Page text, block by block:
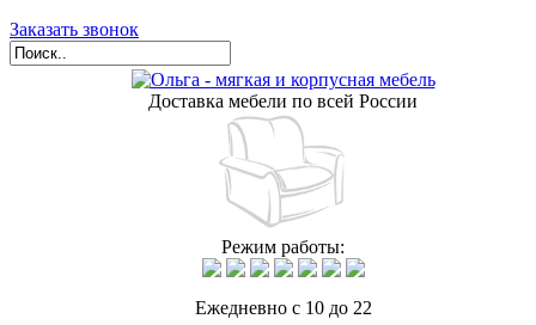
Заказать звонок
Доставка мебели по всей России
Режим работы:
Ежедневно с 10 до 22